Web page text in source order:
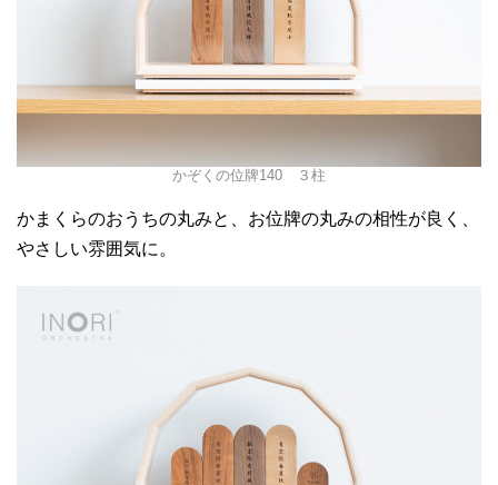
かぞくの位牌140 ３柱
かまくらのおうちの丸みと、お位牌の丸みの相性が良く、
やさしい雰囲気に。